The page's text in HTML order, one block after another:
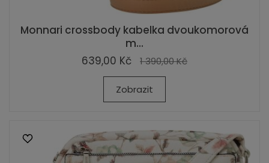
Monnari crossbody kabelka dvoukomorová
m...
639,00 Kč
1 390,00 Kč
Zobrazit